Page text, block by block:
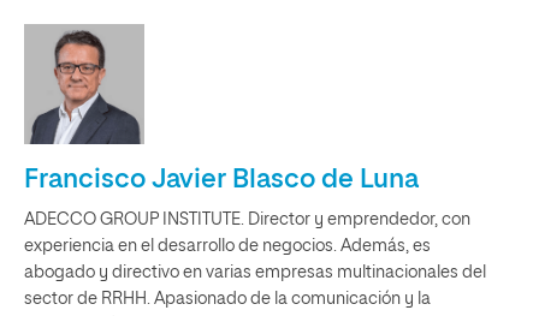
Francisco Javier Blasco de Luna
ADECCO GROUP INSTITUTE. Director y emprendedor, con
experiencia en el desarrollo de negocios. Además, es
abogado y directivo en varias empresas multinacionales del
sector de RRHH. Apasionado de la comunicación y la